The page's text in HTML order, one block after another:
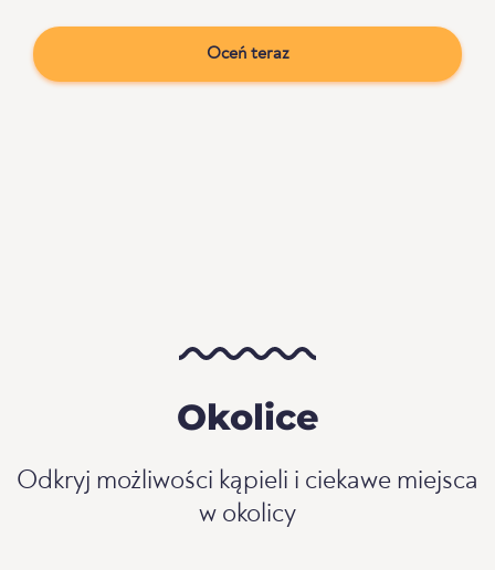
Oceń teraz
Okolice
Odkryj możliwości kąpieli i ciekawe miejsca
w okolicy